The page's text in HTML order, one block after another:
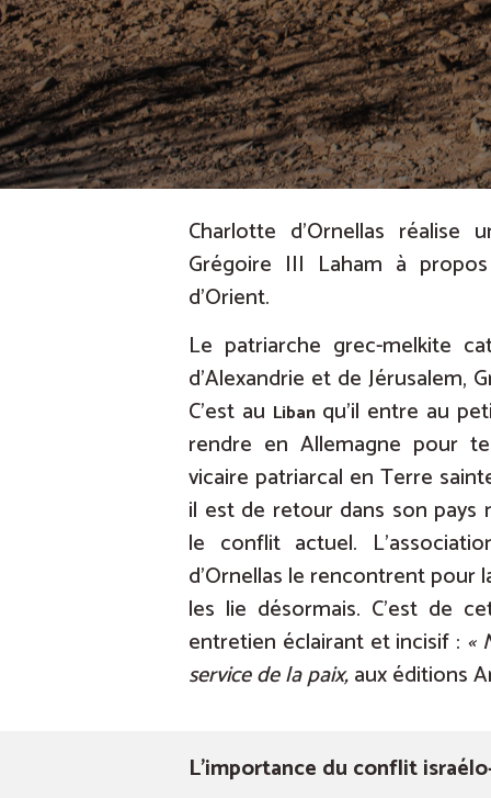
Charlotte d’Ornellas
Grégoire III Laham à
d’Orient.
Le patriarche grec-melkite
d’Alexandrie et de
C’est au Liban qu’il entre au
rendre en Allemagne pour
vicaire patriarcal en Terre
il est de retour dans son pays
le conflit actuel.
d’Ornellas le rencontrent pour
les lie désormais. C’est de
entretien éclairant et incisif : «
service de la paix,aux éditions
L’importance du conflit